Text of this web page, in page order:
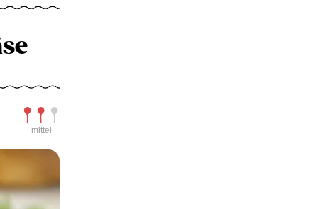
Schwierigkeit
mittel